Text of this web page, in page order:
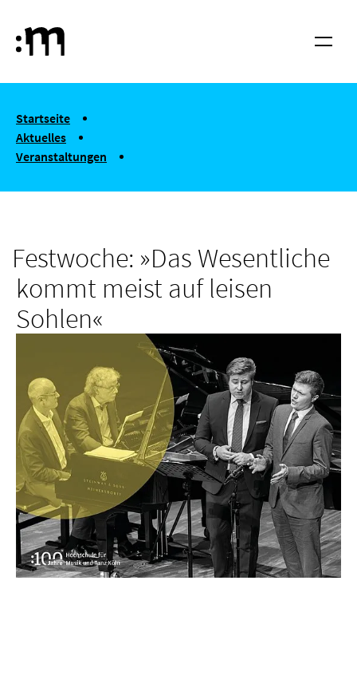
Hochschule für Musik und Tanz Köln Menü
You are here:
Startseite
Aktuelles
Veranstaltungen
Festwoche: »Das Wesentliche kommt meist auf leisen Sohlen«
Festwoche: »Das Wesentliche
kommt meist auf leisen
Sohlen«